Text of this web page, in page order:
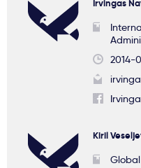
Irvingas
2014-
Kiril